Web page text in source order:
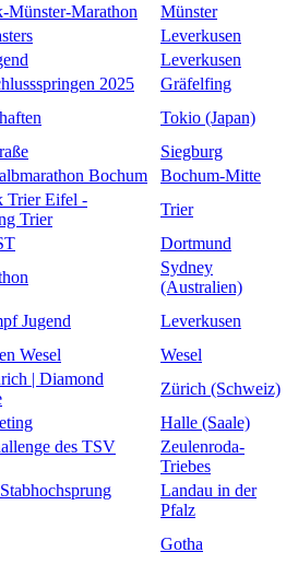
Münster-Marathon
Münster
Leverkusen
Leverkusen
2025
Gräfelfing
Tokio (Japan)
Siegburg
Bochum
Bochum-Mitte
Trier Eifel -
Trier
Trier
Dortmund
Sydney
(Australien)
Jugend
Leverkusen
Wesel
Wesel
| Diamond
Zürich (Schweiz)
Halle (Saale)
des TSV
Zeulenroda-
Triebes
Landau in der
Pfalz
Gotha